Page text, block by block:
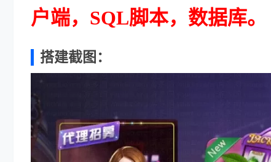
户端，SQL脚本，数据库。
搭建截图：